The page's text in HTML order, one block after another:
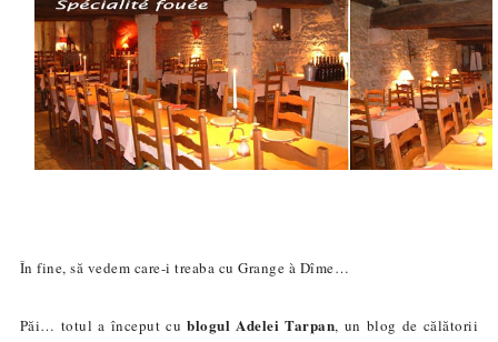
În fine, să vedem care-i treaba cuGrange à Dîme…
Păi… totul a început cublogul Adelei Tarpan, un blog de călătorii